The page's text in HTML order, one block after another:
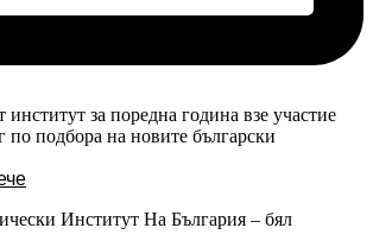
за поредна година взе участие
по подбора на новите български